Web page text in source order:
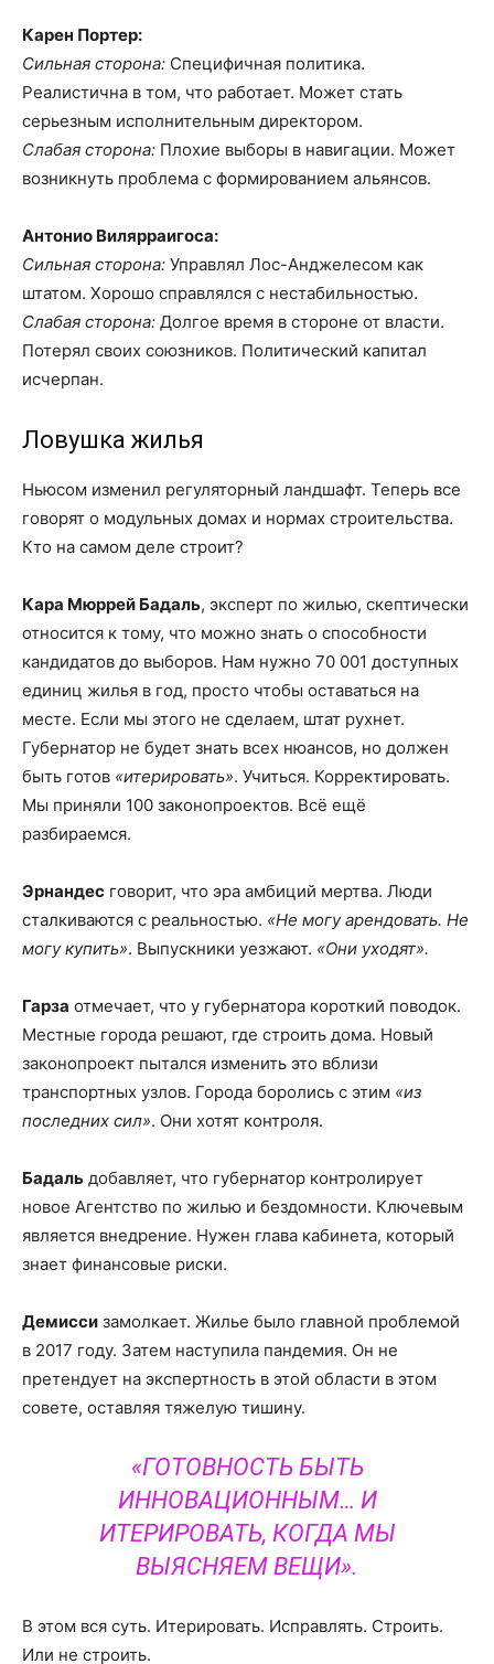
Карен Портер:
Сильная сторона: Специфичная политика.
Реалистична в том, что работает. Может стать
серьезным исполнительным директором.
Слабая сторона: Плохие выборы в навигации. Может
возникнуть проблема с формированием альянсов.
Антонио Вилярраигоса:
Сильная сторона: Управлял Лос-Анджелесом как
штатом. Хорошо справлялся с нестабильностью.
Слабая сторона: Долгое время в стороне от власти.
Потерял своих союзников. Политический капитал
исчерпан.
Ловушка жилья
Ньюсом изменил регуляторный ландшафт. Теперь все
говорят о модульных домах и нормах строительства.
Кто на самом деле строит?
Кара Мюррей Бадаль, эксперт по жилью, скептически
относится к тому, что можно знать о способности
кандидатов до выборов. Нам нужно 70 001 доступных
единиц жилья в год, просто чтобы оставаться на
месте. Если мы этого не сделаем, штат рухнет.
Губернатор не будет знать всех нюансов, но должен
быть готов «итерировать». Учиться. Корректировать.
Мы приняли 100 законопроектов. Всё ещё
разбираемся.
Эрнандес говорит, что эра амбиций мертва. Люди
сталкиваются с реальностью. «Не могу арендовать. Не
могу купить». Выпускники уезжают. «Они уходят».
Гарза отмечает, что у губернатора короткий поводок.
Местные города решают, где строить дома. Новый
законопроект пытался изменить это вблизи
транспортных узлов. Города боролись с этим «из
последних сил». Они хотят контроля.
Бадаль добавляет, что губернатор контролирует
новое Агентство по жилью и бездомности. Ключевым
является внедрение. Нужен глава кабинета, который
знает финансовые риски.
Демисси замолкает. Жилье было главной проблемой
в 2017 году. Затем наступила пандемия. Он не
претендует на экспертность в этой области в этом
совете, оставляя тяжелую тишину.
«ГОТОВНОСТЬ БЫТЬ
ИННОВАЦИОННЫМ… И
ИТЕРИРОВАТЬ, КОГДА МЫ
ВЫЯСНЯЕМ ВЕЩИ».
В этом вся суть. Итерировать. Исправлять. Строить.
Или не строить.